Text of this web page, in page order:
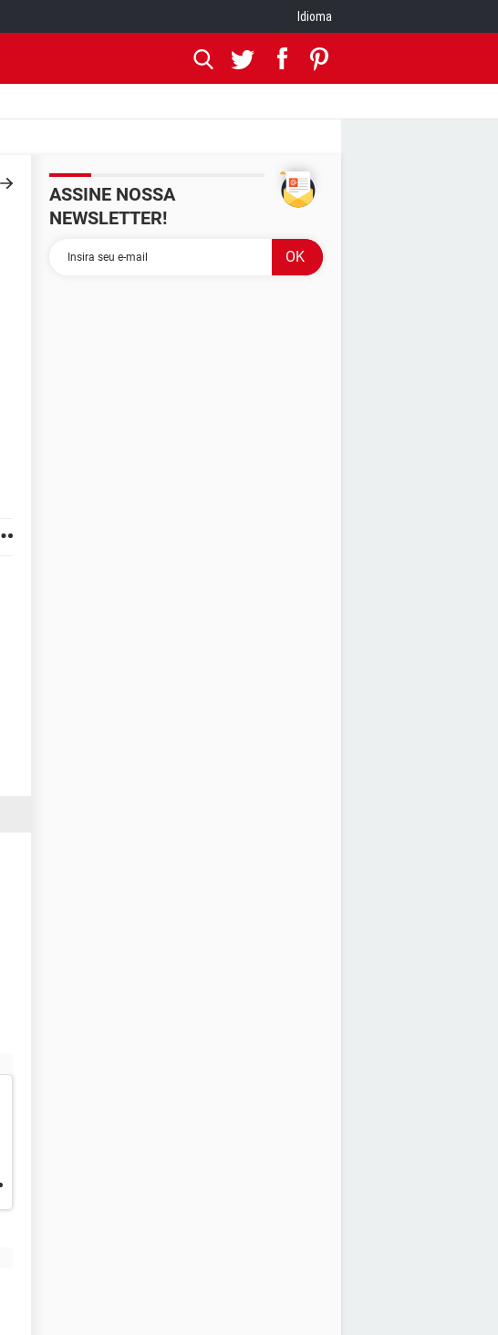
Idioma
ASSINE NOSSA
NEWSLETTER!